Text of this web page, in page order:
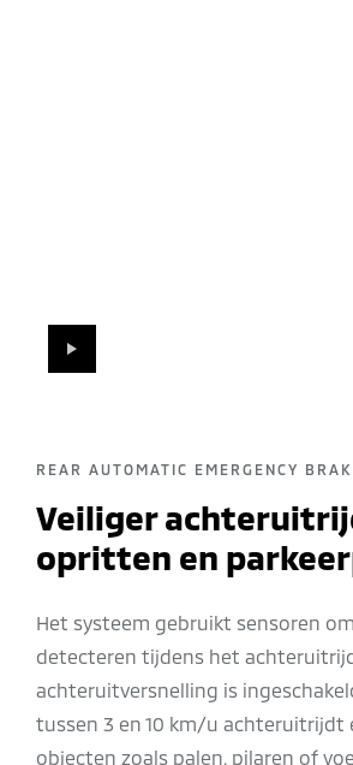
REAR AUTOMATIC EMERGENCY
Veiliger
opritten en
Het systeem gebruikt sensoren
detecteren tijdens het
achteruitversnelling is
tussen 3 en 10 km/u achteruitrijdt
objecten zoals palen, pilaren of